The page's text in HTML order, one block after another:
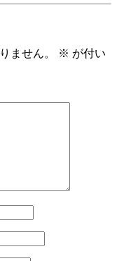
ません。 ※ が付い